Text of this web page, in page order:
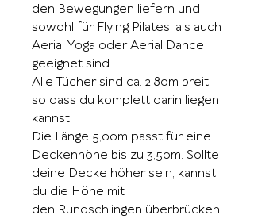
den Bewegungen liefern und
sowohl für Flying Pilates, als auch
Aerial Yoga oder Aerial Dance
geeignet sind.
Alle Tücher sind ca. 2,80m breit,
so dass du komplett darin liegen
kannst.
Die Länge 5,00m passt für eine
Deckenhöhe bis zu 3,50m. Sollte
deine Decke höher sein, kannst
du die Höhe mit
den Rundschlingen überbrücken.